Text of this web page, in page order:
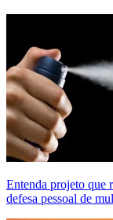
Entenda projeto que
defesa pessoal de